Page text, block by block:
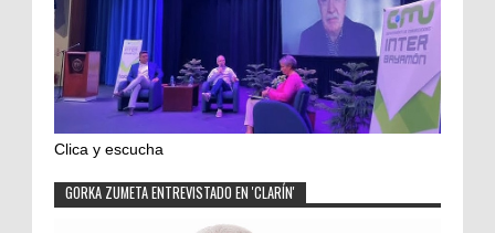
Clica y escucha
GORKA ZUMETA ENTREVISTADO EN 'CLARÍN'